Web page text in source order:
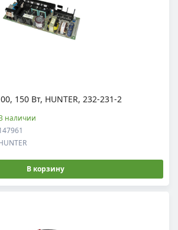
150 Вт, HUNTER, 232-231-2
наличии
В корзину